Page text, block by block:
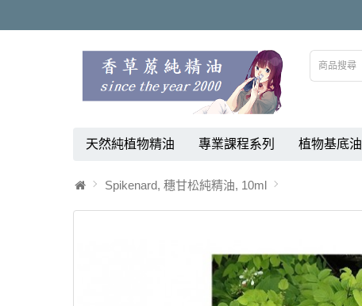
天然純植物精油 專業課程系列 植物基底油
Spikenard, 穗甘松純精油, 10ml